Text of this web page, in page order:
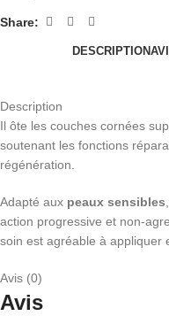
Share:
DESCRIPTION
Description
Il ôte les couches cornées
soutenant les fonctions
régénération.
Adapté aux peaux sensibles
action progressive et non-
soin est agréable à appliquer
Avis (0)
Avis